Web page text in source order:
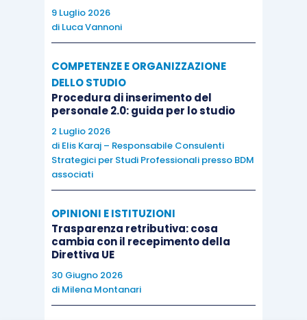
9 Luglio 2026
di Luca Vannoni
COMPETENZE E ORGANIZZAZIONE
DELLO STUDIO
Procedura di inserimento del
personale 2.0: guida per lo studio
2 Luglio 2026
di Elis Karaj – Responsabile Consulenti
Strategici per Studi Professionali presso BDM
associati
OPINIONI E ISTITUZIONI
Trasparenza retributiva: cosa
cambia con il recepimento della
Direttiva UE
30 Giugno 2026
di Milena Montanari